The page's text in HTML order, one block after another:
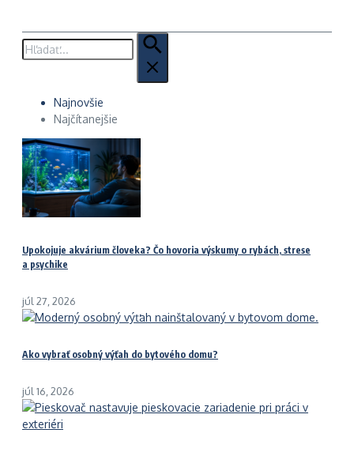
Hľadať:
Najnovšie
Najčítanejšie
Upokojuje akvárium človeka? Čo hovoria výskumy o rybách, strese
a psychike
júl 27, 2026
Ako vybrať osobný výťah do bytového domu?
júl 16, 2026